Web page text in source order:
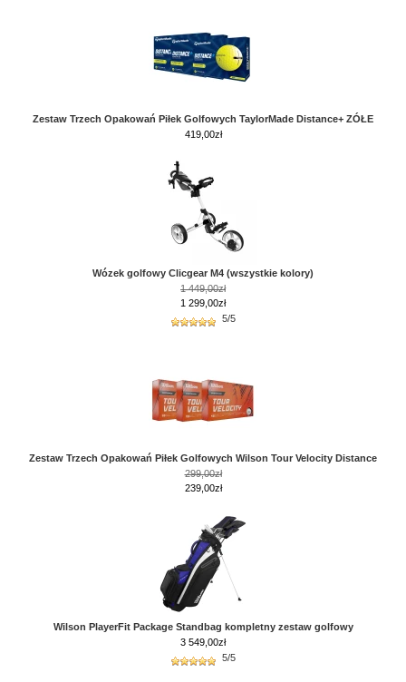
Zestaw Trzech Opakowań Piłek Golfowych TaylorMade Distance+ ZÓŁE
419,00zł
Wózek golfowy Clicgear M4 (wszystkie kolory)
1 449,00zł
1 299,00zł
5/5
Zestaw Trzech Opakowań Piłek Golfowych Wilson Tour Velocity Distance
299,00zł
239,00zł
Wilson PlayerFit Package Standbag kompletny zestaw golfowy
3 549,00zł
5/5